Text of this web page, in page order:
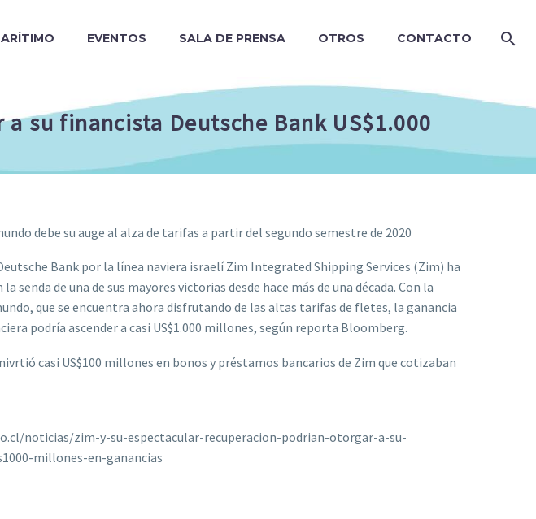
EVENTOS SALA DE PRENSA OTROS CONTACTO
su financista Deutsche Bank US$1.000
debe su auge al alza de tarifas a partir del segundo semestre de 2020
Bank por la línea naviera israelí Zim Integrated Shipping Services (Zim) ha
senda de una de sus mayores victorias desde hace más de una década. Con la
que se encuentra ahora disfrutando de las altas tarifas de fletes, la ganancia
podría ascender a casi US$1.000 millones, según reporta Bloomberg.
casi US$100 millones en bonos y préstamos bancarios de Zim que cotizaban
noticias/zim-y-su-espectacular-recuperacion-podrian-otorgar-a-su-
millones-en-ganancias